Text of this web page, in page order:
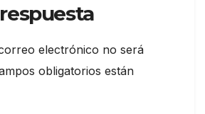
electrónico no será
obligatorios están